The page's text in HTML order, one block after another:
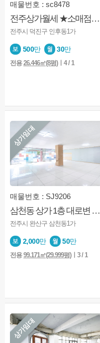
매물번호 : sc8478
전주상가월세 ★소매점★사무실★인후동1가★내부화장실
전주시 덕진구 인후동1가
500만 30만
전용26.446㎡(8평)ㅣ4 / 1
상가임대
매물번호 : SJ9206
삼천동 상가 1층 대로변 인접 생활밀집지역 위치기반 추천 / 실매물 / 상담환영
전주시 완산구 삼천동1가
2,000만 50만
전용99.171㎡(29.999평)ㅣ3 / 1
상가임대